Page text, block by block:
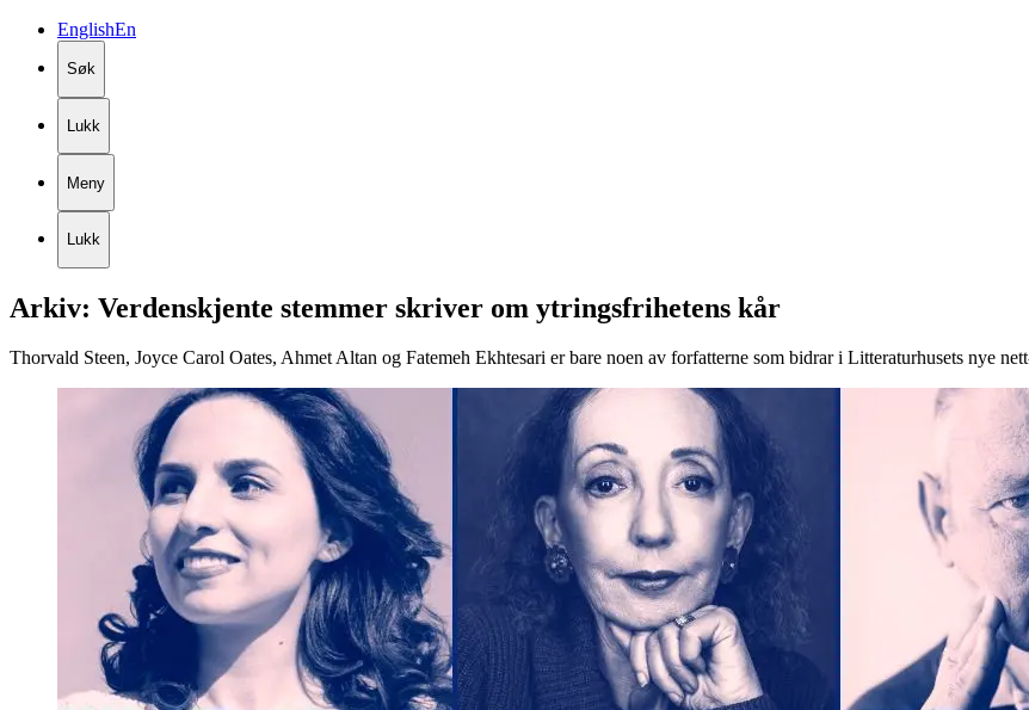
EnglishEn
Søk
Lukk
Meny
Lukk
Arkiv: Verdenskjente stemmer skriver om ytringsfrihetens kår
Thorvald Steen, Joyce Carol Oates, Ahmet Altan og Fatemeh Ekhtesari er bare noen av forfatterne som bidrar i Litteraturhusets nye